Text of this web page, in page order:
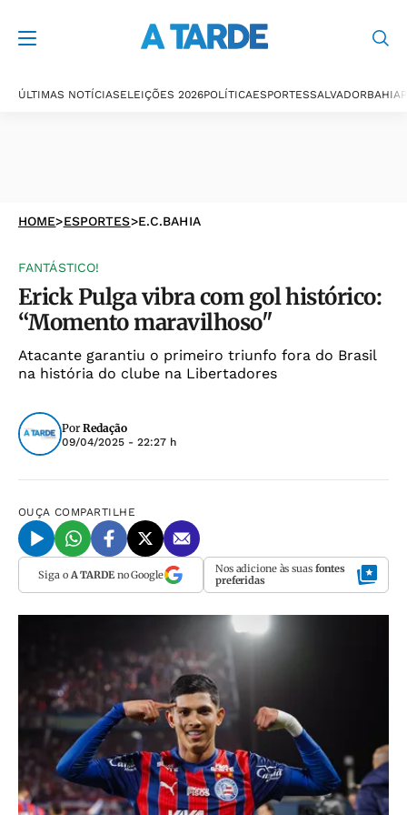
ÚLTIMAS NOTÍCIASELEIÇÕES 2026POLÍTICAESPORTESSALVADORBAHIA
HOME>ESPORTES>E.C.BAHIA
FANTÁSTICO!
Erick Pulga vibra com gol histórico:
“Momento maravilhoso"
Atacante garantiu o primeiro triunfo fora do Brasil
na história do clube na Libertadores
Por Redação
09/04/2025 - 22:27 h
OUÇA COMPARTILHE
Siga o A TARDEno Google Nos adicione às suas fontes
preferidas